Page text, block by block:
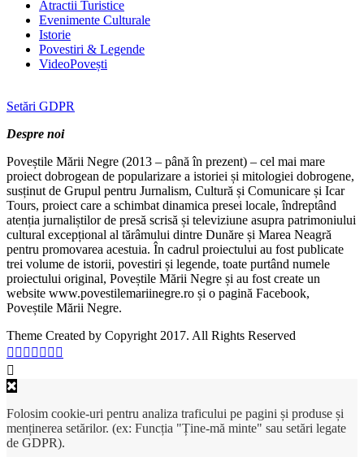
Atractii Turistice
Evenimente Culturale
Istorie
Povestiri & Legende
VideoPovești
Setări GDPR
Despre noi
Poveștile Mării Negre (2013 – până în prezent) – cel mai mare
proiect dobrogean de popularizare a istoriei și mitologiei dobrogene,
susținut de Grupul pentru Jurnalism, Cultură și Comunicare și Icar
Tours, proiect care a schimbat dinamica presei locale, îndreptând
atenția jurnaliștilor de presă scrisă și televiziune asupra patrimoniului
cultural excepțional al tărâmului dintre Dunăre și Marea Neagră
pentru promovarea acestuia. În cadrul proiectului au fost publicate
trei volume de istorii, povestiri și legende, toate purtând numele
proiectului original, Poveștile Mării Negre și au fost create un
website www.povestilemariinegre.ro și o pagină Facebook,
Poveștile Mării Negre.
Theme Created by Copyright 2017. All Rights Reserved
Folosim cookie-uri pentru analiza traficului pe pagini și produse și
menținerea setărilor. (ex: Funcția "Ține-mă minte" sau setări legate
de GDPR).